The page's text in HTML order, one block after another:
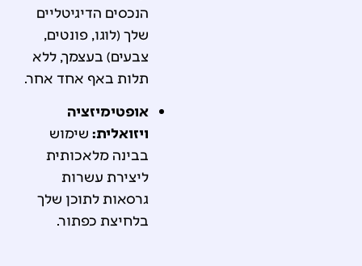
הנכסים הדיגיטליים
שלך (לוגו, פונטים,
צבעים) בעצמך, ללא
תלות באף אחד אחר.
אופטימיזציה
ויזואלית: שימוש
בבינה מלאכותית
ליצירת עשרות
גרסאות לתוכן שלך
בלחיצת כפתור.